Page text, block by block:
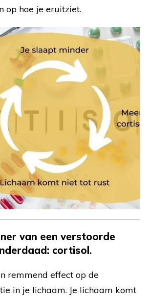
op hoe je eruitziet.
van een verstoorde
cortisol.
remmend effect op de
in je lichaam. Je lichaam komt